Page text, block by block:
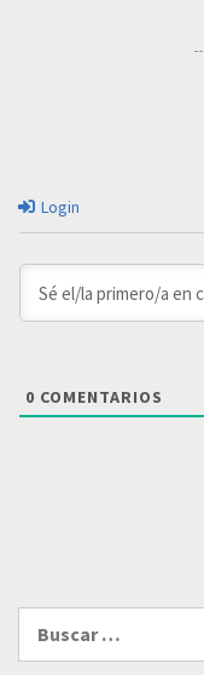
Login
0 COMENTARIOS